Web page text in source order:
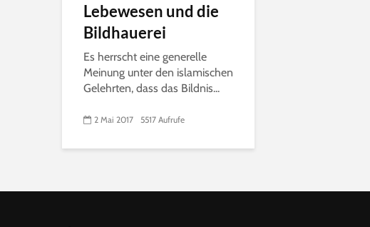
Lebewesen und die
Bildhauerei
Es herrscht eine generelle
Meinung unter den islamischen
Gelehrten, dass das Bildnis...
2 Mai 2017 5517 Aufrufe